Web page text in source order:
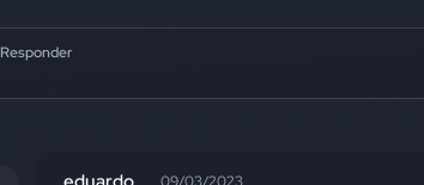
Responder